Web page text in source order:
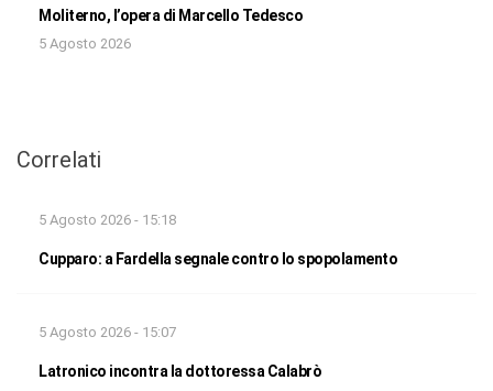
Moliterno, l’opera di Marcello Tedesco
5 Agosto 2026
Correlati
5 Agosto 2026 - 15:18
Cupparo: a Fardella segnale contro lo spopolamento
5 Agosto 2026 - 15:07
Latronico incontra la dottoressa Calabrò